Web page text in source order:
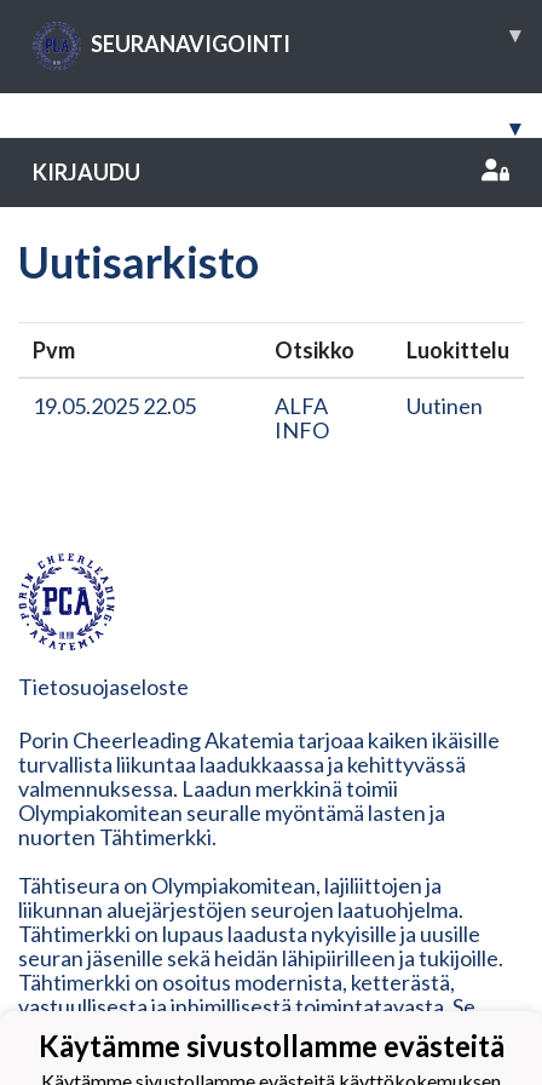
SEURANAVIGOINTI ▾
▾
KIRJAUDU
Uutisarkisto
Pvm Otsikko Luokittelu
19.05.2025 22.05
ALFA
INFO
Uutinen
Tietosuojaseloste
Porin Cheerleading Akatemia tarjoaa kaiken ikäisille
turvallista liikuntaa laadukkaassa ja kehittyvässä
valmennuksessa. Laadun merkkinä toimii
Olympiakomitean seuralle myöntämä lasten ja
nuorten Tähtimerkki.
Tähtiseura on Olympiakomitean, lajiliittojen ja
liikunnan aluejärjestöjen seurojen laatuohjelma.
Tähtimerkki on lupaus laadusta nykyisille ja uusille
seuran jäsenille sekä heidän lähipiirilleen ja tukijoille.
Tähtimerkki on osoitus modernista, ketterästä,
vastuullisesta ja inhimillisestä toimintatavasta. Se
vastaa erilaisten liikkujien tarpeisiin, mutta myös
kehittyy heidän mukanaan.
Käytämme sivustollamme evästeitä